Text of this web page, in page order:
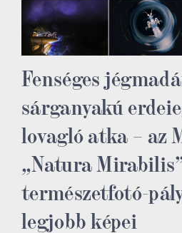
Fenséges
sárganyakú
lovagló atka – az
„Natura
természetfotó-
legjobb képei